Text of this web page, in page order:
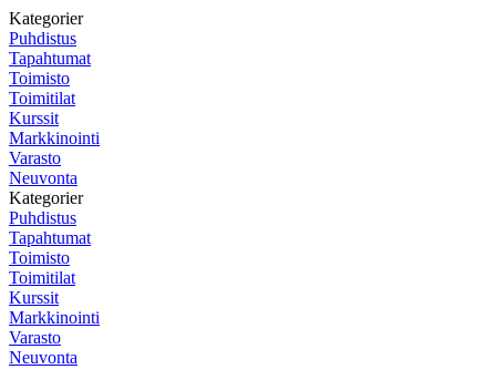
Kategorier
Puhdistus
Tapahtumat
Toimisto
Toimitilat
Kurssit
Markkinointi
Varasto
Neuvonta
Kategorier
Puhdistus
Tapahtumat
Toimisto
Toimitilat
Kurssit
Markkinointi
Varasto
Neuvonta